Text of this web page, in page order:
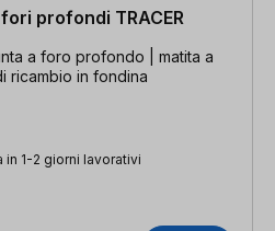
profondi TRACER
a foro profondo | matita a
ricambio in fondina
in 1-2 giorni lavorativi